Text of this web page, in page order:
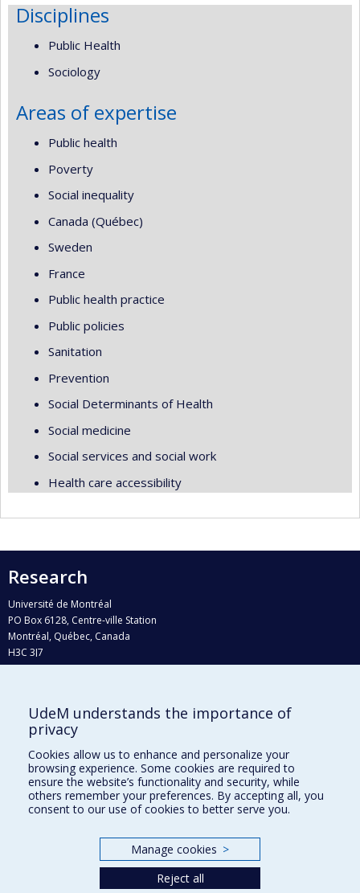
Disciplines
Public Health
Sociology
Areas of expertise
Public health
Poverty
Social inequality
Canada (Québec)
Sweden
France
Public health practice
Public policies
Sanitation
Prevention
Social Determinants of Health
Social medicine
Social services and social work
Health care accessibility
Research
Université de Montréal
PO Box 6128, Centre-ville Station
Montréal, Québec, Canada
H3C 3J7
Who does what?
Find us
Site map
Accessibility
UdeM understands the importance of
privacy
Cookies allow us to enhance and personalize your
browsing experience. Some cookies are required to
ensure the website’s functionality and security, while
others remember your preferences. By accepting all, you
consent to our use of cookies to better serve you.
Manage cookies >
Reject all